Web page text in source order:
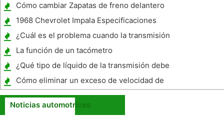
Cómo cambiar Zapatas de freno delantero
1968 Chevrolet Impala Especificaciones
¿Cuál es el problema cuando la transmisión
de su coche permanece en primera marcha?
La función de un tacómetro
¿Qué tipo de líquido de la transmisión debe
usar?
Cómo eliminar un exceso de velocidad de
su registro
Noticias automotrices